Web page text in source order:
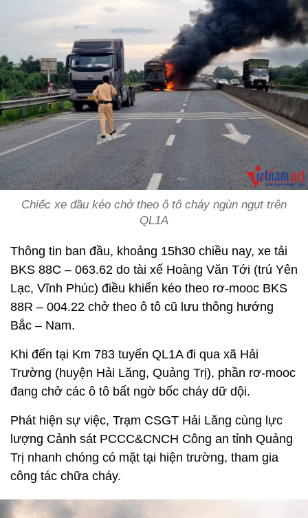
Chiếc xe đầu kéo chở theo ô tô cháy ngùn ngụt trên
QL1A
Thông tin ban đầu, khoảng 15h30 chiều nay, xe tải
BKS 88C – 063.62 do tài xế Hoàng Văn Tới (trú Yên
Lạc, Vĩnh Phúc) điều khiển kéo theo rơ-mooc BKS
88R – 004.22 chở theo ô tô cũ lưu thông hướng
Bắc – Nam.
Khi đến tại Km 783 tuyến QL1A đi qua xã Hải
Trường (huyện Hải Lăng, Quảng Trị), phần rơ-mooc
đang chở các ô tô bất ngờ bốc cháy dữ dội.
Phát hiện sự việc, Trạm CSGT Hải Lăng cùng lực
lượng Cảnh sát PCCC&CNCH Công an tỉnh Quảng
Trị nhanh chóng có mặt tại hiện trường, tham gia
công tác chữa cháy.